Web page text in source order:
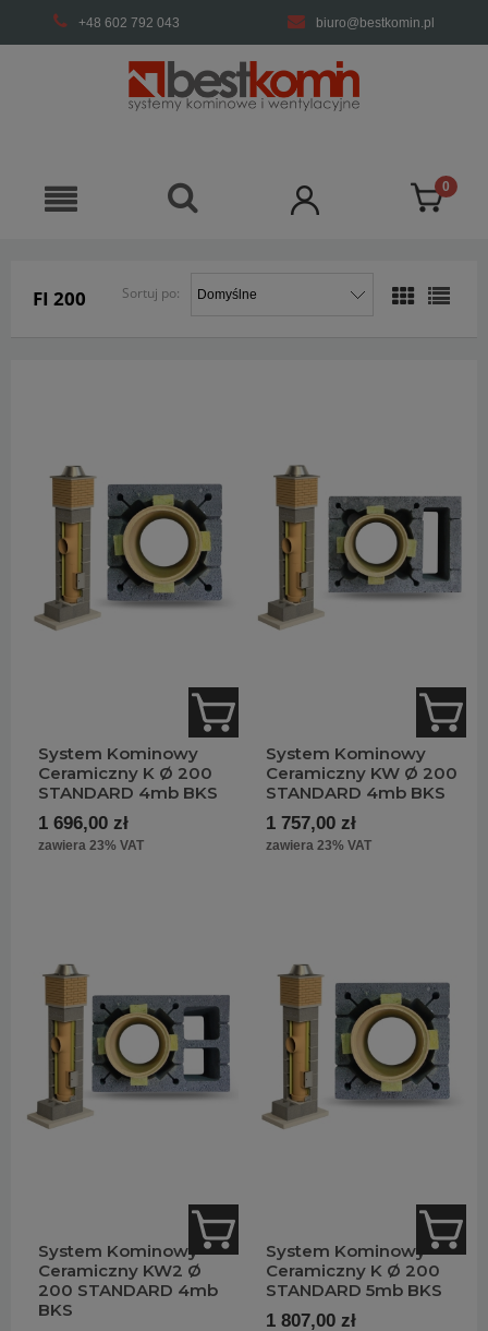
+48 602 792 043 biuro@bestkomin.pl
FI 200 Sortuj po:
System Kominowy
Ceramiczny K Ø 200
STANDARD 4mb BKS
1 696,00 zł
zawiera 23% VAT
System Kominowy
Ceramiczny KW Ø 200
STANDARD 4mb BKS
1 757,00 zł
zawiera 23% VAT
System Kominowy
Ceramiczny KW2 Ø
200 STANDARD 4mb
BKS
System Kominowy
Ceramiczny K Ø 200
STANDARD 5mb BKS
1 807,00 zł